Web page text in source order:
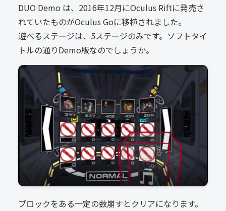
DUO Demo は、2016年12月にOculus Riftに発売さ
れていたものがOculus Goに移植されました。
遊べるステージは、5ステージのみです。ソフトタイ
トルの通りDemo版なのでしょうか。
ブロックをある一定の数崩すとクリアになります。